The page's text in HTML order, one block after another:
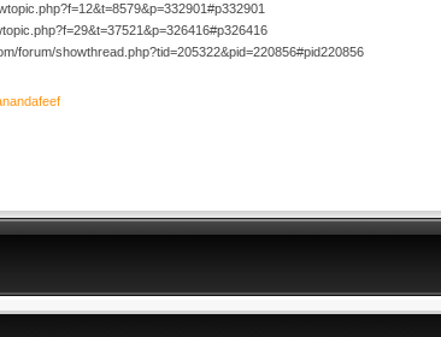
forum/showthread.php?tid=205322&pid=220856#pid220856